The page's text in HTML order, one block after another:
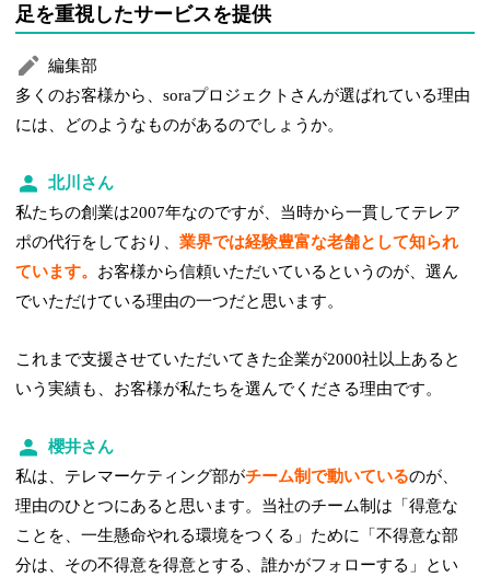
足を重視したサービスを提供
編集部
多くのお客様から、soraプロジェクトさんが選ばれている理由
には、どのようなものがあるのでしょうか。
北川さん
私たちの創業は2007年なのですが、当時から一貫してテレア
ポの代行をしており、業界では経験豊富な老舗として知られ
ています。 お客様から信頼いただいているというのが、選ん
でいただけている理由の一つだと思います。
これまで支援させていただいてきた企業が2000社以上あると
いう実績も、お客様が私たちを選んでくださる理由です。
櫻井さん
私は、テレマーケティング部がチーム制で動いているのが、
理由のひとつにあると思います。当社のチーム制は「得意な
ことを、一生懸命やれる環境をつくる」ために「不得意な部
分は、その不得意を得意とする、誰かがフォローする」とい